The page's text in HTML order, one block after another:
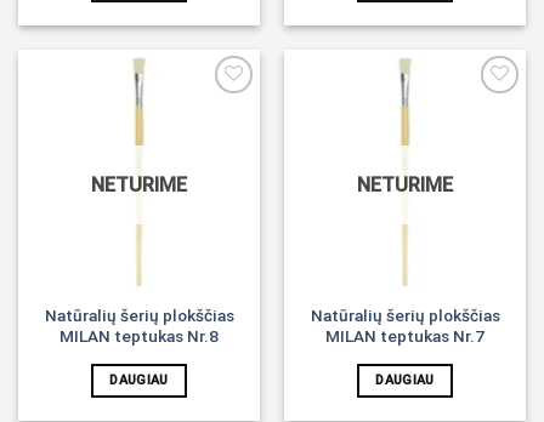
NETURIME
Natūralių šerių plokščias
MILAN teptukas Nr.8
DAUGIAU
NETURIME
Natūralių šerių plokščias
MILAN teptukas Nr.7
DAUGIAU